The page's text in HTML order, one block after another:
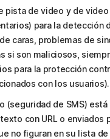
pista de video y de video
para la detección
caras, problemas de
si son maliciosos,
para la protección
con los usuarios).
(seguridad de SMS)
con URL o enviados
no figuran en su lista